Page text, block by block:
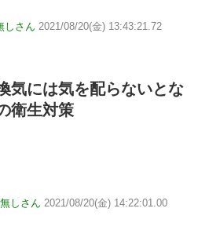
しさん 2021/08/20(金) 13:43:21.72
気には気を配らないとな
衛生対策
しさん 2021/08/20(金) 14:22:01.00